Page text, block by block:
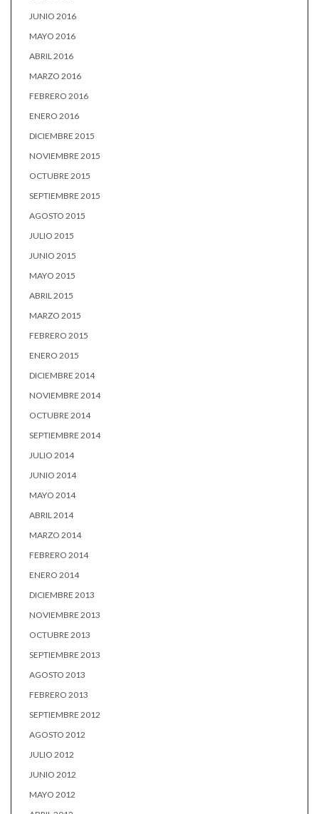
JUNIO 2016
MAYO 2016
ABRIL 2016
MARZO 2016
FEBRERO 2016
ENERO 2016
DICIEMBRE 2015
NOVIEMBRE 2015
OCTUBRE 2015
SEPTIEMBRE 2015
AGOSTO 2015
JULIO 2015
JUNIO 2015
MAYO 2015
ABRIL 2015
MARZO 2015
FEBRERO 2015
ENERO 2015
DICIEMBRE 2014
NOVIEMBRE 2014
OCTUBRE 2014
SEPTIEMBRE 2014
JULIO 2014
JUNIO 2014
MAYO 2014
ABRIL 2014
MARZO 2014
FEBRERO 2014
ENERO 2014
DICIEMBRE 2013
NOVIEMBRE 2013
OCTUBRE 2013
SEPTIEMBRE 2013
AGOSTO 2013
FEBRERO 2013
SEPTIEMBRE 2012
AGOSTO 2012
JULIO 2012
JUNIO 2012
MAYO 2012